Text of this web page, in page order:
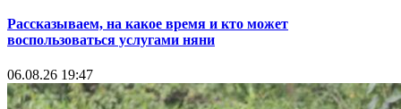
Рассказываем, на какое время и кто может
воспользоваться услугами няни
06.08.26 19:47